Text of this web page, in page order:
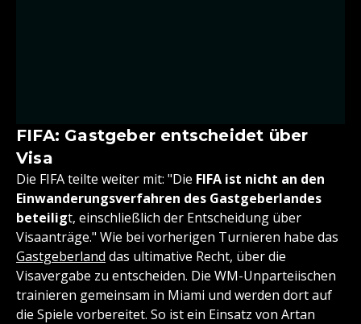
FIFA: Gastgeber entscheidet über
Visa
Die FIFA teilte weiter mit: "Die FIFA ist nicht an den
Einwanderungsverfahren des Gastgeberlandes
beteiligt, einschließlich der Entscheidung über
Visaanträge." Wie bei vorherigen Turnieren habe das
Gastgeberland das ultimative Recht, über die
Visavergabe zu entscheiden. Die WM-Unparteiischen
trainieren gemeinsam in Miami und werden dort auf
die Spiele vorbereitet. So ist ein Einsatz von Artan